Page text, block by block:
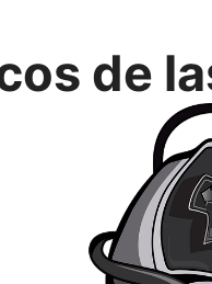
de